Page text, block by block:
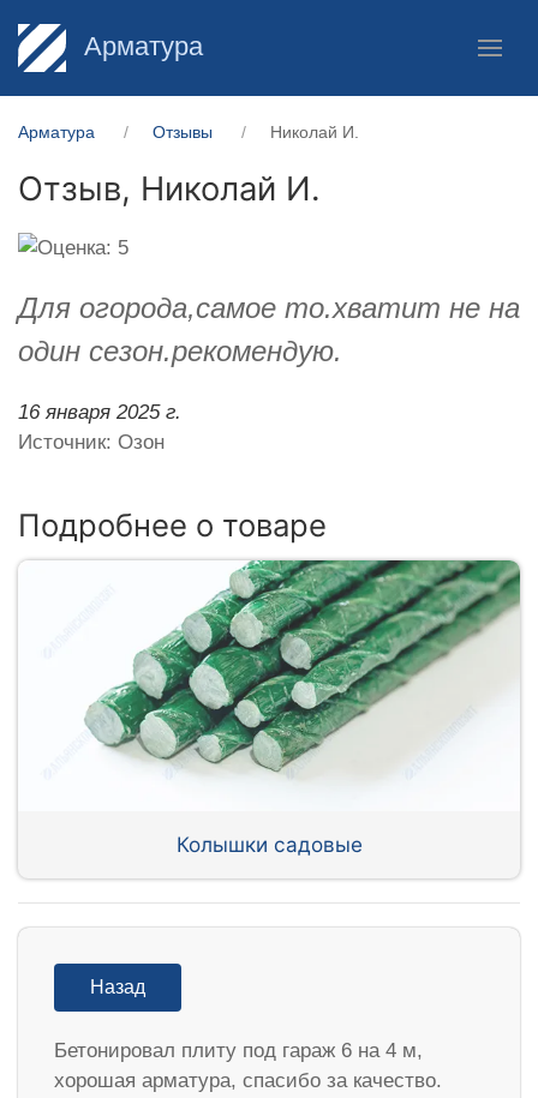
Арматура
Арматура Отзывы Николай И.
Отзыв, Николай И.
Для огорода,самое то.хватит не на
один сезон.рекомендую.
16 января 2025 г.
Источник: Озон
Подробнее о товаре
Колышки садовые
Назад
Бетонировал плиту под гараж 6 на 4 м,
хорошая арматура, спасибо за качество.